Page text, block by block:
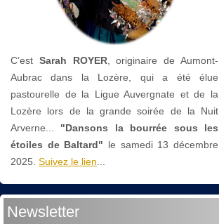
C’est Sarah ROYER, originaire de Aumont-
Aubrac dans la Lozère, qui a été élue
pastourelle de la Ligue Auvergnate et de la
Lozère lors de la grande soirée de la Nuit
Arverne...
"Dansons la bourrée sous les
étoiles de Baltard" le samedi 13 décembre
2025. Suivez le lien
Newsletter